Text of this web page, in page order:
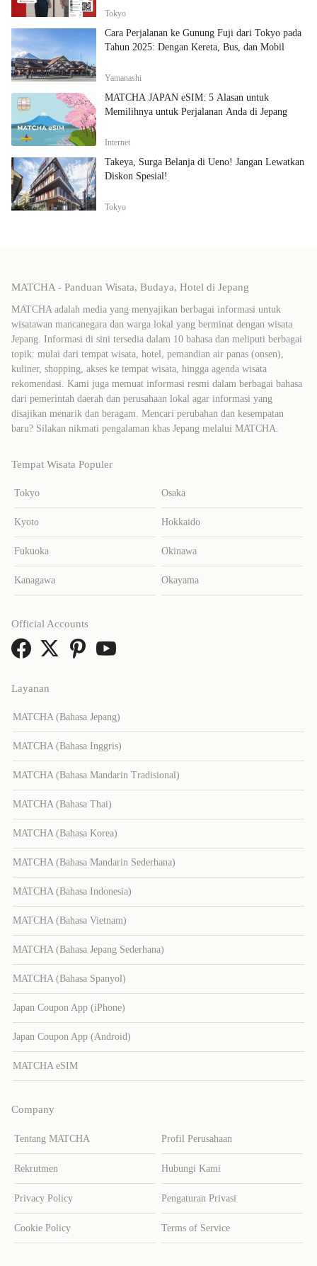
Tokyo
Cara Perjalanan ke Gunung Fuji dari Tokyo pada
Tahun 2025: Dengan Kereta, Bus, dan Mobil
Yamanashi
MATCHA JAPAN eSIM: 5 Alasan untuk
Memilihnya untuk Perjalanan Anda di Jepang
Internet
Takeya, Surga Belanja di Ueno! Jangan Lewatkan
Diskon Spesial!
Tokyo
MATCHA - Panduan Wisata, Budaya, Hotel di Jepang
MATCHA adalah media yang menyajikan berbagai informasi untuk
wisatawan mancanegara dan warga lokal yang berminat dengan wisata
Jepang. Informasi di sini tersedia dalam 10 bahasa dan meliputi berbagai
topik: mulai dari tempat wisata, hotel, pemandian air panas (onsen),
kuliner, shopping, akses ke tempat wisata, hingga agenda wisata
rekomendasi. Kami juga memuat informasi resmi dalam berbagai bahasa
dari pemerintah daerah dan perusahaan lokal agar informasi yang
disajikan menarik dan beragam. Mencari perubahan dan kesempatan
baru? Silakan nikmati pengalaman khas Jepang melalui MATCHA.
Tempat Wisata Populer
Tokyo Osaka
Kyoto Hokkaido
Fukuoka Okinawa
Kanagawa Okayama
Layanan
MATCHA (Bahasa Jepang)
MATCHA (Bahasa Inggris)
MATCHA (Bahasa Mandarin Tradisional)
MATCHA (Bahasa Thai)
MATCHA (Bahasa Korea)
MATCHA (Bahasa Mandarin Sederhana)
MATCHA (Bahasa Indonesia)
MATCHA (Bahasa Vietnam)
MATCHA (Bahasa Jepang Sederhana)
MATCHA (Bahasa Spanyol)
Japan Coupon App (iPhone)
Japan Coupon App (Android)
MATCHA eSIM
Company
Tentang MATCHA Profil Perusahaan
Rekrutmen Hubungi Kami
Privacy Policy Pengaturan Privasi
Cookie Policy Terms of Service
Official Accounts